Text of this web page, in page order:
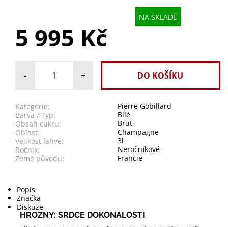
NA SKLADĚ
5 995 Kč
- +
Kategorie:
Pierre Gobillard
Barva / Typ:
Bílé
Obsah cukru:
Brut
Oblast:
Champagne
Velikost lahve:
3l
Ročník:
Neročníkové
Země původu:
Francie
Popis
Značka
Diskuze
HROZNY: SRDCE DOKONALOSTI